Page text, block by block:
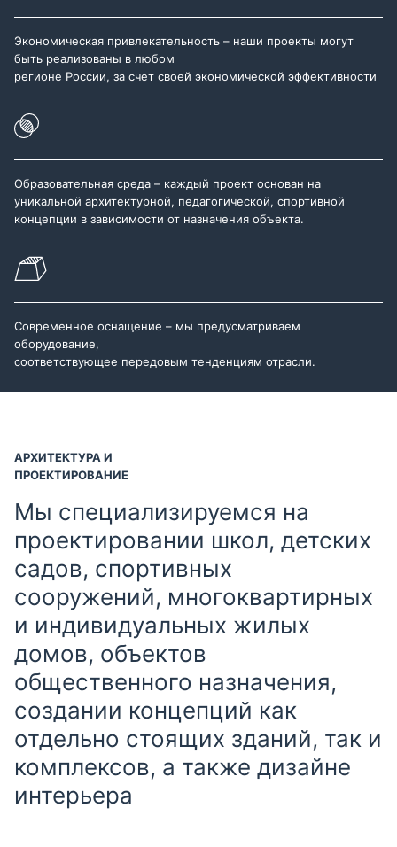
Экономическая привлекательность – наши проекты могут
быть реализованы в любом
регионе России, за счет своей экономической эффективности
Образовательная среда – каждый проект основан на
уникальной архитектурной, педагогической, спортивной
концепции в зависимости от назначения объекта.
Современное оснащение – мы предусматриваем
оборудование,
соответствующее передовым тенденциям отрасли.
АРХИТЕКТУРА И
ПРОЕКТИРОВАНИЕ
Мы специализируемся на
проектировании школ, детских
садов, спортивных
сооружений, многоквартирных
и индивидуальных жилых
домов, объектов
общественного назначения,
создании концепций как
отдельно стоящих зданий, так и
комплексов, а также дизайне
интерьера